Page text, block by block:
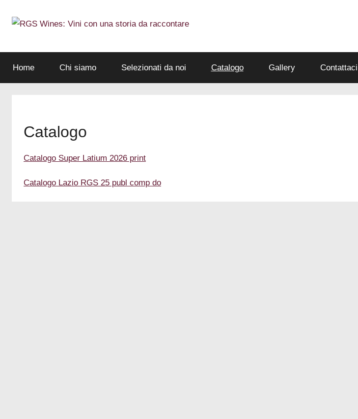
RGS
Wines:
con
una
storia
Marketing
e
Home Chi siamo Selezionati da noi Catalogo Gallery Contattaci
Catalogo
Catalogo Super Latium 2026 print
Catalogo Lazio RGS 25 publ comp do